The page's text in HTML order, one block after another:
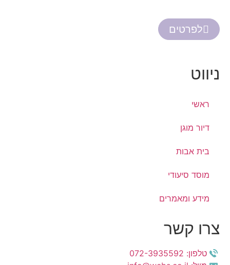
לפרטים
ניווט
ראשי
דיור מוגן
בית אבות
מוסד סיעודי
מידע ומאמרים
צרו קשר
טלפון: 072-3935592